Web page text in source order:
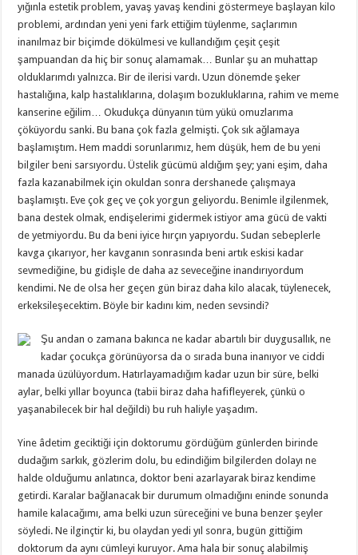
yığınla estetik problem, yavaş yavaş kendini göstermeye başlayan kilo
problemi, ardından yeni yeni fark ettiğim tüylenme, saçlarımın
inanılmaz bir biçimde dökülmesi ve kullandığım çeşit çeşit
şampuandan da hiç bir sonuç alamamak… Bunlar şu an muhattap
olduklarımdı yalnızca. Bir de ilerisi vardı. Uzun dönemde şeker
hastalığına, kalp hastalıklarına, dolaşım bozukluklarına, rahim ve meme
kanserine eğilim… Okudukça dünyanın tüm yükü omuzlarıma
çöküyordu sanki. Bu bana çok fazla gelmişti. Çok sık ağlamaya
başlamıştım. Hem maddi sorunlarımız, hem düşük, hem de bu yeni
bilgiler beni sarsıyordu. Üstelik gücümü aldığım şey; yani eşim, daha
fazla kazanabilmek için okuldan sonra dershanede çalışmaya
başlamıştı. Eve çok geç ve çok yorgun geliyordu. Benimle ilgilenmek,
bana destek olmak, endişelerimi gidermek istiyor ama gücü de vakti
de yetmiyordu. Bu da beni iyice hırçın yapıyordu. Sudan sebeplerle
kavga çıkarıyor, her kavganın sonrasında beni artık eskisi kadar
sevmediğine, bu gidişle de daha az seveceğine inandırıyordum
kendimi. Ne de olsa her geçen gün biraz daha kilo alacak, tüylenecek,
erkeksileşecektim. Böyle bir kadını kim, neden sevsindi?
Şu andan o zamana bakınca ne kadar abartılı bir duygusallık, ne
kadar çocukça görünüyorsa da o sırada buna inanıyor ve ciddi
manada üzülüyordum. Hatırlayamadığım kadar uzun bir süre, belki
aylar, belki yıllar boyunca (tabii biraz daha hafifleyerek, çünkü o
yaşanabilecek bir hal değildi) bu ruh haliyle yaşadım.
Yine âdetim geciktiği için doktorumu gördüğüm günlerden birinde
dudağım sarkık, gözlerim dolu, bu edindiğim bilgilerden dolayı ne
halde olduğumu anlatınca, doktor beni azarlayarak biraz kendime
getirdi. Karalar bağlanacak bir durumum olmadığını eninde sonunda
hamile kalacağımı, ama belki uzun süreceğini ve buna benzer şeyler
söyledi. Ne ilginçtir ki, bu olaydan yedi yıl sonra, bugün gittiğim
doktorum da aynı cümleyi kuruyor. Ama hala bir sonuç alabilmiş